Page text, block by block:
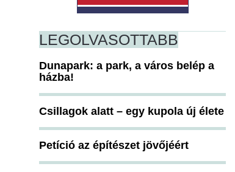
LEGOLVASOTTABB
Dunapark: a park, a város belép a
házba!
Csillagok alatt – egy kupola új élete
Petíció az építészet jövőjéért